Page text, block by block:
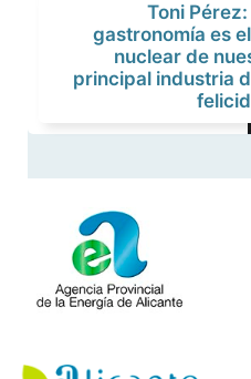
Toni Pérez:
gastronomía es
nuclear de
principal industria